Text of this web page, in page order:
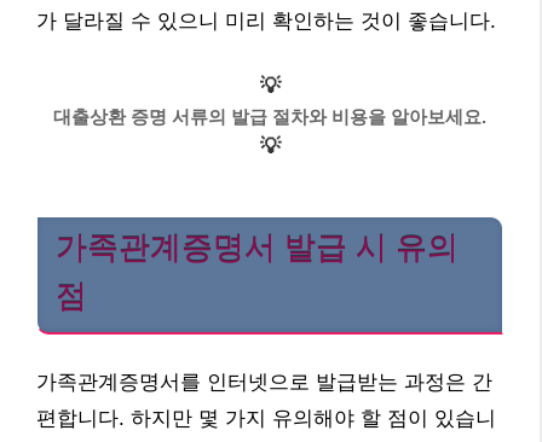
가 달라질 수 있으니 미리 확인하는 것이 좋습니다.
💡
대출상환 증명 서류의 발급 절차와 비용을 알아보세요.
💡
가족관계증명서 발급 시 유의
점
가족관계증명서를 인터넷으로 발급받는 과정은 간
편합니다. 하지만 몇 가지 유의해야 할 점이 있습니